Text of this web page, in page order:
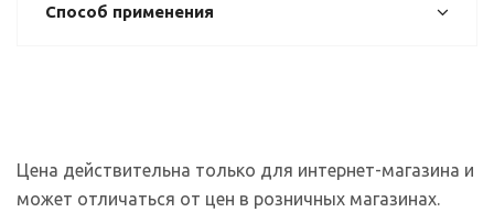
Способ применения
Цена действительна только для интернет-магазина и
может отличаться от цен в розничных магазинах.